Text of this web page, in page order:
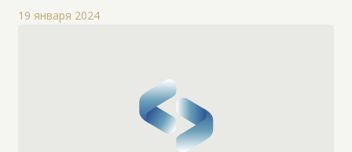
19 января 2024